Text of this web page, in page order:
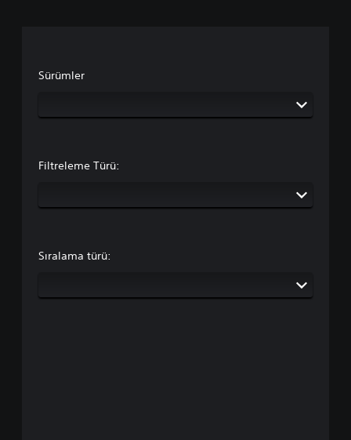
Sürümler
Filtreleme Türü:
Sıralama türü: